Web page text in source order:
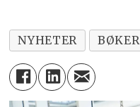
NYHETER BØKER